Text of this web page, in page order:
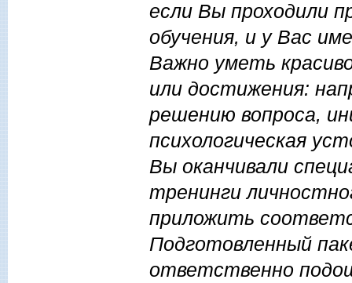
если Вы проходили
обучения, и у Вас
Важно уметь
или достижения:
решению вопроса,
психологическая
Вы оканчивали
тренинги
приложить
Подготовленный
ответственно